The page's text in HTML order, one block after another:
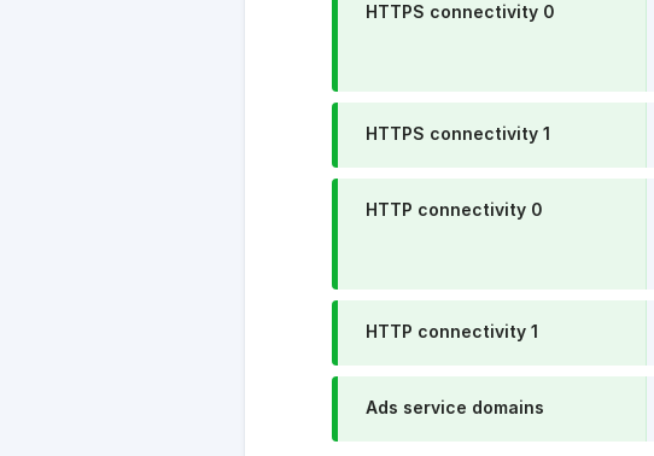
HTTPS connectivity 0
HTTPS connectivity 1
HTTP connectivity 0
HTTP connectivity 1
Ads service domains